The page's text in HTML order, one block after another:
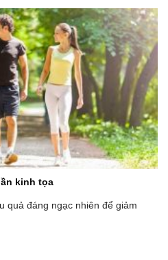
kinh tọa
quả đáng ngạc nhiên để giảm